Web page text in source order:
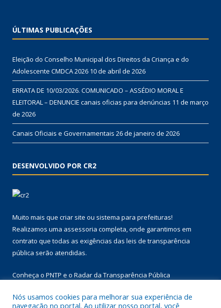
ÚLTIMAS PUBLICAÇÕES
Eleição do Conselho Municipal dos Direitos da Criança e do
Adolescente CMDCA 2026 10 de abril de 2026
ERRATA DE 10/03/2026. COMUNICADO – ASSÉDIO MORAL E
ELEITORAL – DENUNCIE canais oficias para denúncias 11 de março
de 2026
Canais Oficiais e Governamentais 26 de janeiro de 2026
DESENVOLVIDO POR CR2
Muito mais que criar site ou sistema para prefeituras!
Realizamos uma assessoria completa, onde garantimos em
contrato que todas as exigências das leis de transparência
pública serão atendidas.
Conheça o PNTP e o Radar da Transparência Pública
Nós usamos cookies para melhorar sua experiência de
navegação no portal. Ao utilizar nosso portal, você